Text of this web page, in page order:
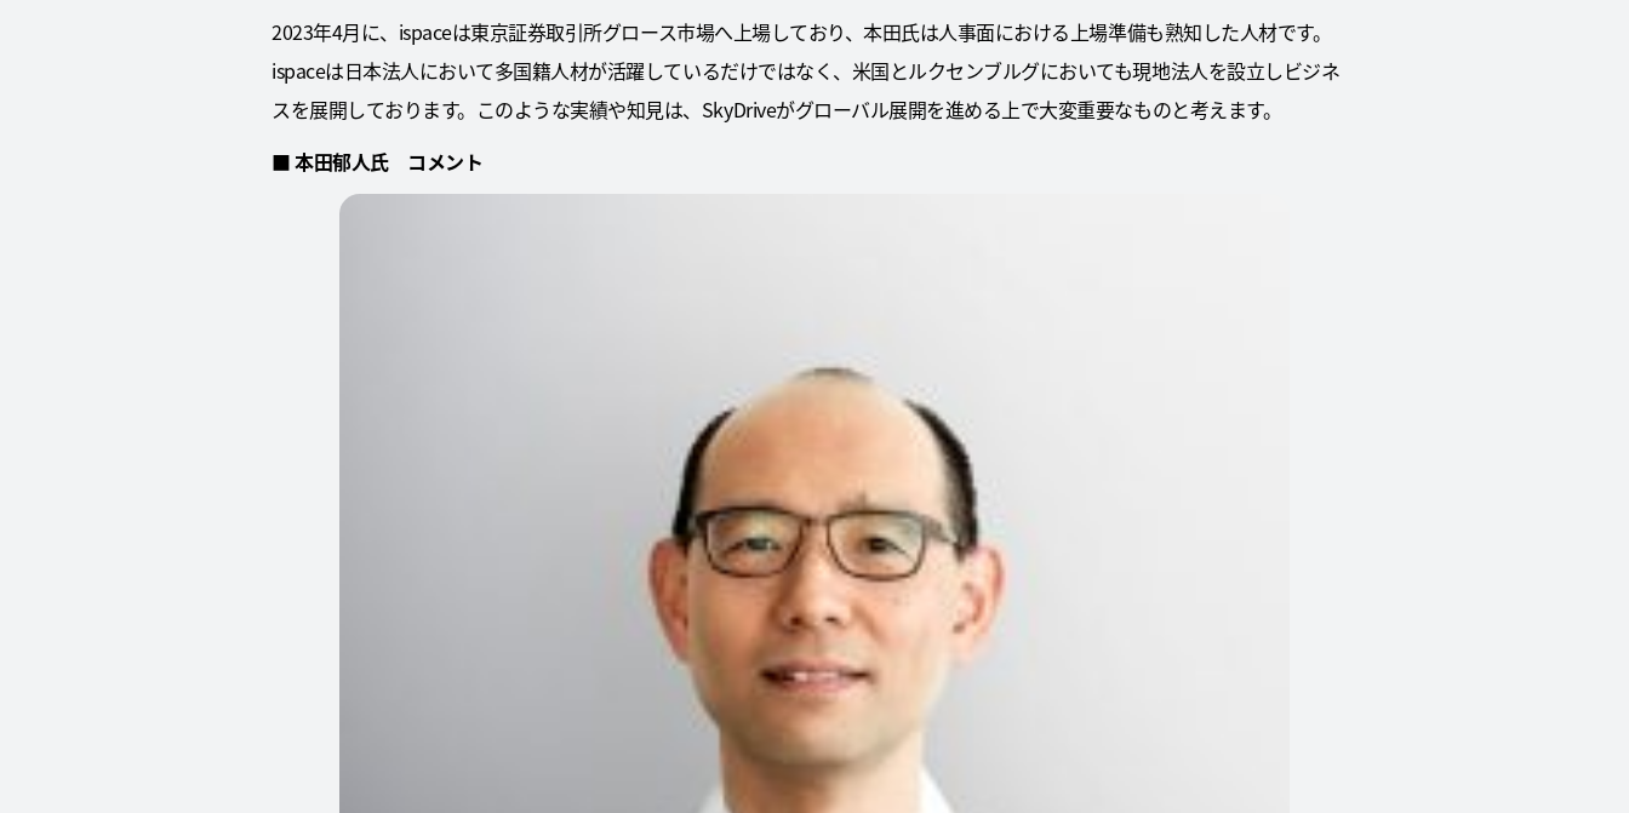
2023年4月に、ispaceは東京証券取引所グロース市場へ上場しており、本田氏は人事面における上場準備も熟知した人材です。
ispaceは日本法人において多国籍人材が活躍しているだけではなく、米国とルクセンブルグにおいても現地法人を設立しビジネ
スを展開しております。このような実績や知見は、SkyDriveがグローバル展開を進める上で大変重要なものと考えます。
■ 本田郁人氏 コメント